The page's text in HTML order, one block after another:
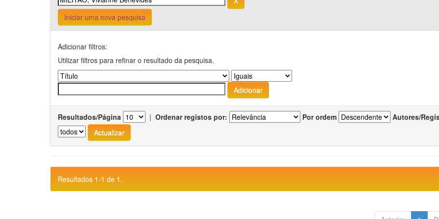
Iniciar uma nova pesquisa
Adicionar filtros:
Utilizar filtros para refinar o resultado da pesquisa.
Resultados/Página | Ordenar registos por: Por ordem Autores/
Resultados 1-1 de 1.